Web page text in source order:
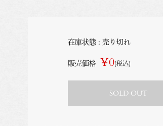
在庫状態 : 売り切れ
販売価格 ¥0(税込)
SOLD OUT